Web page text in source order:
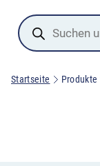
Products
search
Startseite